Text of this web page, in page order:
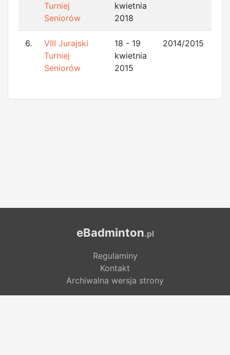
Turniej
Seniorów
kwietnia
2018
6.
VIII Jurajski
Turniej
Seniorów
18 - 19
kwietnia
2015
2014/2015
eBadminton.pl
Regulaminy
Kontakt
Archiwalna wersja strony